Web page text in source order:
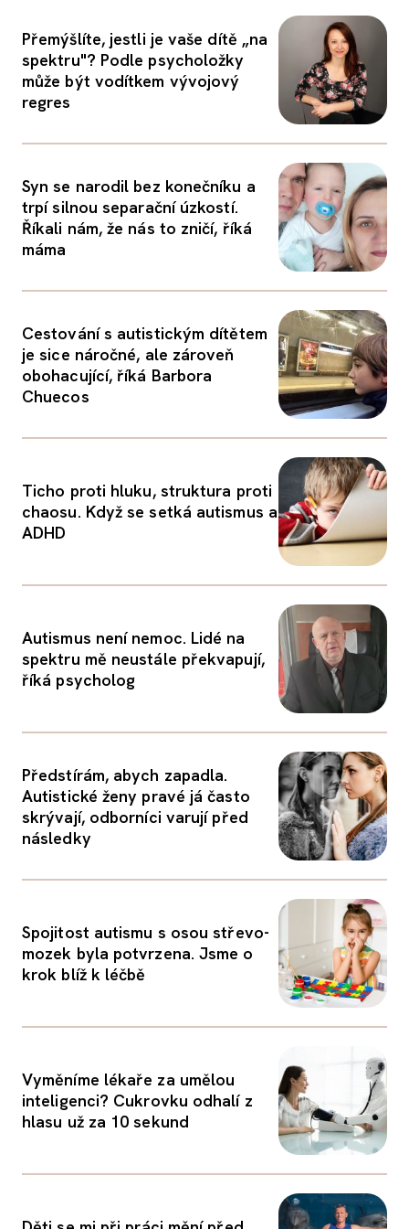
Přemýšlíte, jestli je vaše dítě „na
spektru"? Podle psycholožky
může být vodítkem vývojový
regres
Syn se narodil bez konečníku a
trpí silnou separační úzkostí.
Říkali nám, že nás to zničí, říká
máma
Cestování s autistickým dítětem
je sice náročné, ale zároveň
obohacující, říká Barbora
Chuecos
Ticho proti hluku, struktura proti
chaosu. Když se setká autismus a
ADHD
Autismus není nemoc. Lidé na
spektru mě neustále překvapují,
říká psycholog
Předstírám, abych zapadla.
Autistické ženy pravé já často
skrývají, odborníci varují před
následky
Spojitost autismu s osou střevo-
mozek byla potvrzena. Jsme o
krok blíž k léčbě
Vyměníme lékaře za umělou
inteligenci? Cukrovku odhalí z
hlasu už za 10 sekund